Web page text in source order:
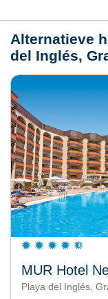
Alternatieve
del Inglés,
MUR Hotel
Playa del Inglés,